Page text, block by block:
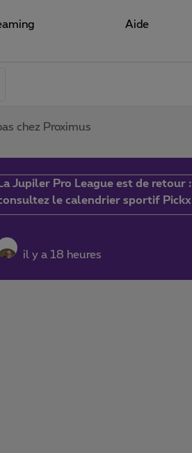
Aide
chez Proximus
La Jupiler Pro League est de retour :
le calendrier sportif Pickx
il y a 18 heures